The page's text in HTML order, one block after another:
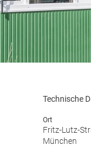
Technische
Ort
Fritz-
München